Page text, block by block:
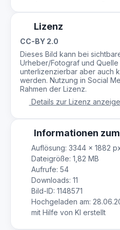
Lizenz
CC-BY 2.0
Dieses Bild kann bei
Urheber/Fotograf und
unterlizenzierbar aber auch
werden. Nutzung in Social
Rahmen der Lizenz.
Details zur Lizenz
Informationen
Auflösung: 3344 × 1882
Dateigröße: 1,82 MB
Aufrufe: 54
Downloads: 11
Bild-ID: 1148571
Hochgeladen am:
mit Hilfe von KI erstellt